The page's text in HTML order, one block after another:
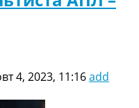
4, 2023, 11:16add